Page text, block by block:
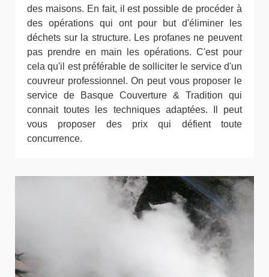
des maisons. En fait, il est possible de procéder à
des opérations qui ont pour but d'éliminer les
déchets sur la structure. Les profanes ne peuvent
pas prendre en main les opérations. C'est pour
cela qu'il est préférable de solliciter le service d'un
couvreur professionnel. On peut vous proposer le
service de Basque Couverture & Tradition qui
connait toutes les techniques adaptées. Il peut
vous proposer des prix qui défient toute
concurrence.